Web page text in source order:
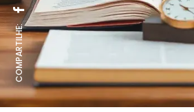
COMPARTILHE: